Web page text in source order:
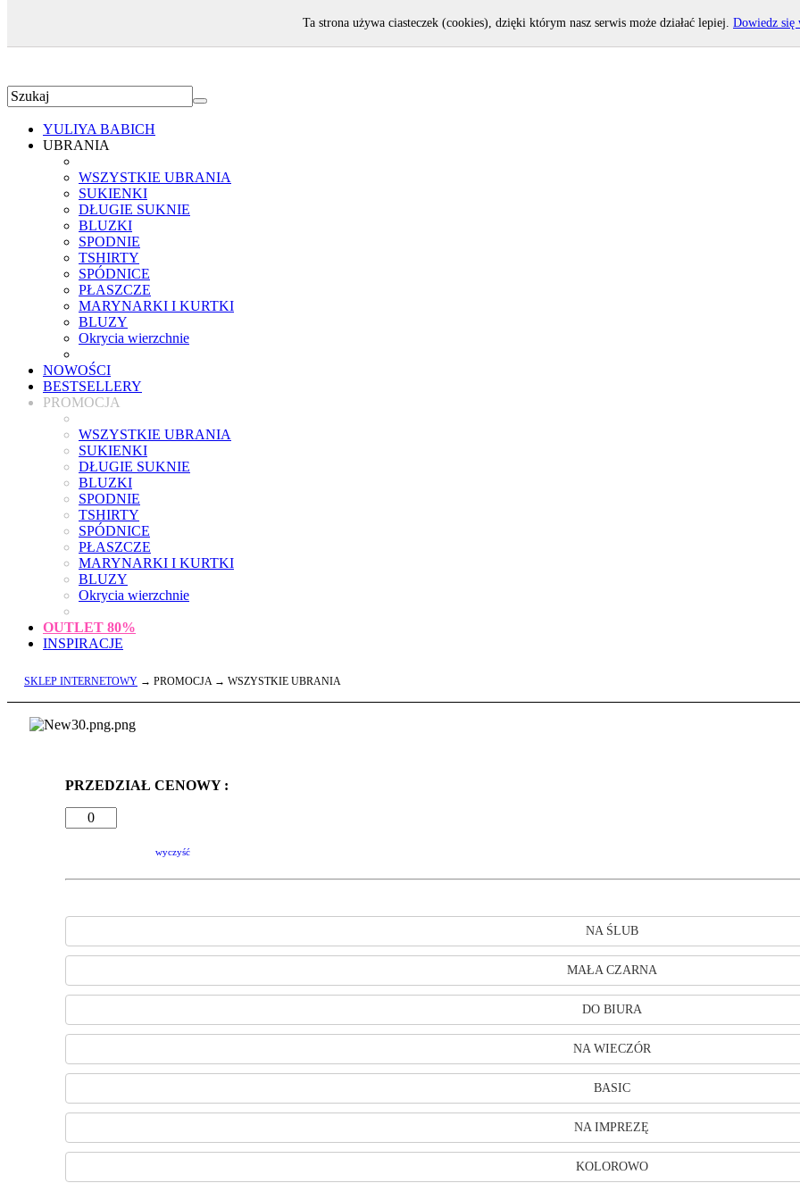
YULIYA BABICH
UBRANIA
WSZYSTKIE UBRANIA
SUKIENKI
DŁUGIE SUKNIE
BLUZKI
SPODNIE
TSHIRTY
SPÓDNICE
PŁASZCZE
MARYNARKI I KURTKI
BLUZY
Okrycia wierzchnie
NOWOŚCI
BESTSELLERY
PROMOCJA
WSZYSTKIE UBRANIA
SUKIENKI
DŁUGIE SUKNIE
BLUZKI
SPODNIE
TSHIRTY
SPÓDNICE
PŁASZCZE
MARYNARKI I KURTKI
BLUZY
Okrycia wierzchnie
OUTLET 80%
INSPIRACJE
SKLEP INTERNETOWY → PROMOCJA → WSZYSTKIE UBRANIA
PRZEDZIAŁ CENOWY :
wyczyść
NA ŚLUB
MAŁA CZARNA
DO BIURA
NA WIECZÓR
BASIC
NA IMPREZĘ
KOLOROWO
Ta strona używa ciasteczek (cookies), dzięki którym nasz serwis może działać lepiej. Dowiedz się